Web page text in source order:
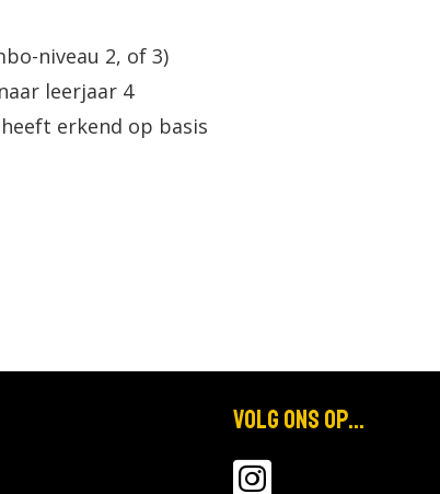
niveau 2, of 3)
leerjaar 4
erkend op basis
Volg ons op...